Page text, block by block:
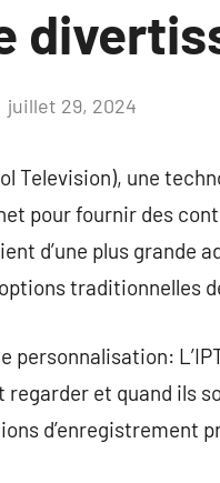
juillet 29, 2024
Television), une
pour fournir des
d’une plus grande
traditionnelles
personnalisation:
et quand ils